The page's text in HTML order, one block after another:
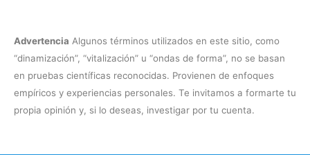
Advertencia Algunos términos utilizados en este sitio, como
“dinamización”, “vitalización” u “ondas de forma”, no se basan
en pruebas científicas reconocidas. Provienen de enfoques
empíricos y experiencias personales. Te invitamos a formarte tu
propia opinión y, si lo deseas, investigar por tu cuenta.